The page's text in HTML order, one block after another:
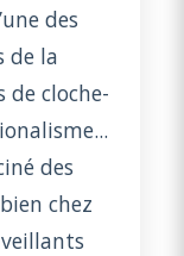
des
de la
de cloche-
des
chez